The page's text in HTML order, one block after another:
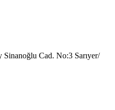
Cad. No:3 Sarıyer/